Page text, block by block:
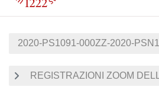
2020-PS1091-000ZZ-2020-
REGISTRAZIONI ZOOM